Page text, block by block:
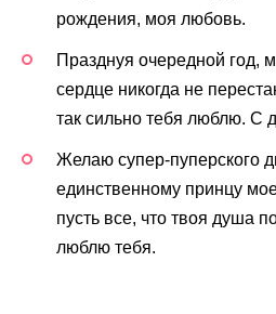
рождения, моя любовь.
Празднуя очередной год,
сердце никогда не
так сильно тебя люблю. С
Желаю супер-пуперского
единственному принцу
пусть все, что твоя душа
люблю тебя.